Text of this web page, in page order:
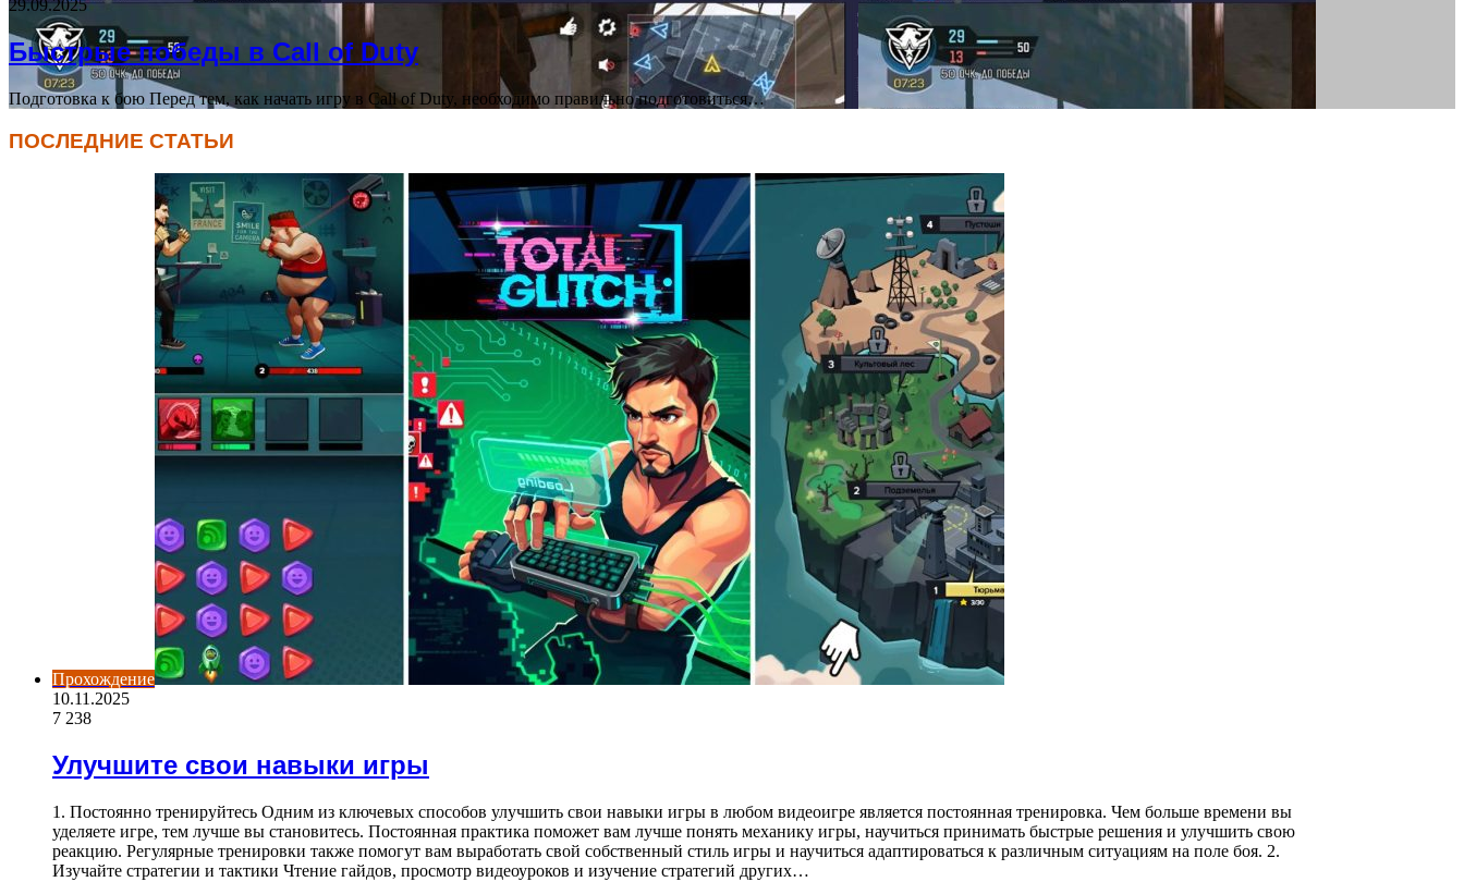
29.09.2025
Быстрые победы в Call of Duty
Подготовка к бою Перед тем, как начать игру в Call of Duty, необходимо правильно подготовиться…
ПОСЛЕДНИЕ СТАТЬИ
Прохождение
10.11.2025
7 238
Улучшите свои навыки игры
1. Постоянно тренируйтесь Одним из ключевых способов улучшить свои навыки игры в любом видеоигре является постоянная тренировка. Чем больше времени вы
уделяете игре, тем лучше вы становитесь. Постоянная практика поможет вам лучше понять механику игры, научиться принимать быстрые решения и улучшить свою
реакцию. Регулярные тренировки также помогут вам выработать свой собственный стиль игры и научиться адаптироваться к различным ситуациям на поле боя. 2.
Изучайте стратегии и тактики Чтение гайдов, просмотр видеоуроков и изучение стратегий других…